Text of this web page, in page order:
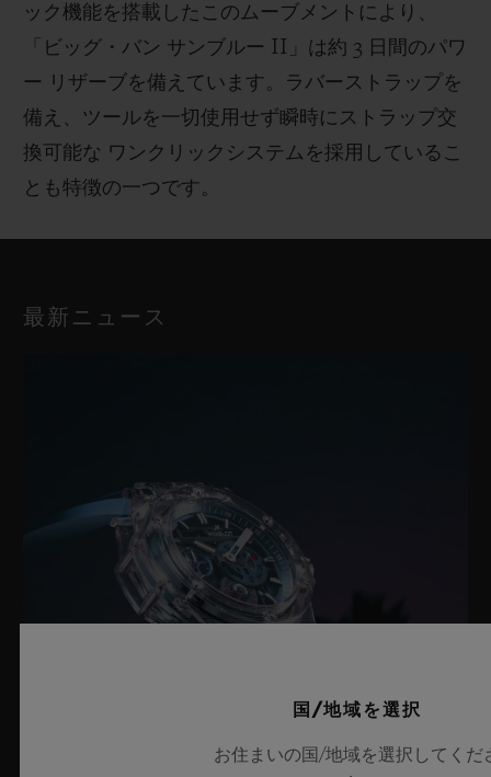
ック機能を搭載したこのムーブメントにより、
「ビッグ・バン サンブルー II」は約 3 日間のパワ
ー リザーブを備えています。ラバーストラップを
備え、ツールを一切使用せず瞬時にストラップ交
換可能な ワンクリックシステムを採用しているこ
とも特徴の一つです。
最新ニュース
国/地域を選択
お住まいの国/地域を選択してくだ